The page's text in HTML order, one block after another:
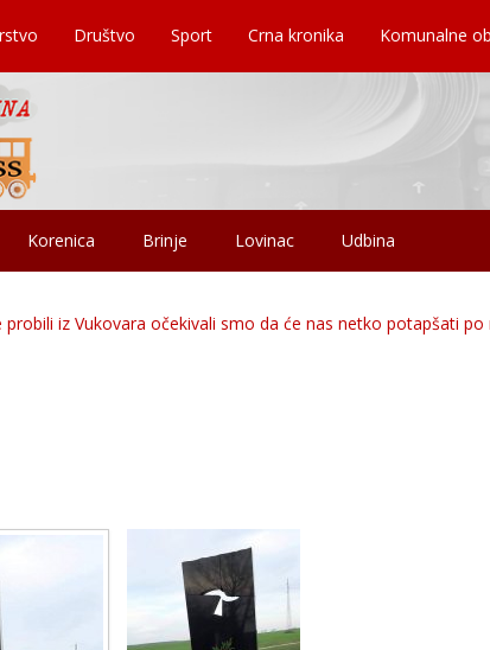
Društvo Sport Crna kronika Komunalne
Korenica Brinje Lovinac Udbina
iz Vukovara očekivali smo da će nas netko potapšati